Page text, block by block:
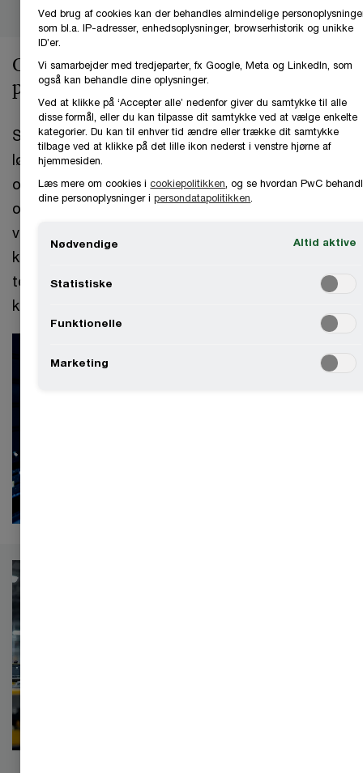
Opnå det fulde potentiale på SAP-
platformen
SAP har udviklet en komplet portefølje af
løsninger, der understøtter en bred række
opgaver i såvel små og mellemstore
organisationer som store globale og komplekse
virksomheder. SAP’s platforme udvikles
kontinuerligt og opdateres med de nyeste
teknologier og processer. Udbyttet er indsigt,
kontrol og automatisering.
Ved brug af cookies kan der behandles almindelige
som bl.a. IP-adresser, enhedsoplysninger, browserhistorik og unikke
ID’er.
Vi samarbejder med tredjeparter, fx Google, Meta og LinkedIn, som
også kan behandle dine oplysninger.
Ved at klikke på ‘Accepter alle’ nedenfor giver du samtykke til alle
disse formål, eller du kan tilpasse dit samtykke ved at vælge enkelte
kategorier. Du kan til enhver tid ændre eller trække dit samtykke
tilbage ved at klikke på det lille ikon nederst i venstre hjørne af
hjemmesiden.
Læs mere om cookies icookiepolitikken, og se hvordan PwC
dine personoplysninger ipersondatapolitikken.
Nødvendige Altid aktive
Statistiske
Funktionelle
Marketing